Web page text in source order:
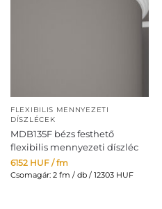
FLEXIBILIS MENNYEZETI
DÍSZLÉCEK
MDB135F bézs festhető
flexibilis mennyezeti díszléc
6152 HUF / fm
Csomagár: 2 fm / db / 12303 HUF